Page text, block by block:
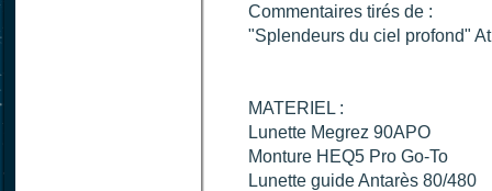
Commentaires tirés de :
"Splendeurs du ciel profond"
MATERIEL :
Lunette Megrez 90APO
Monture HEQ5 Pro Go-To
Lunette guide Antarès 80/480